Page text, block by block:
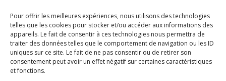
Pour offrir les meilleures expériences, nous utilisons des technologies
telles que les cookies pour stocker et/ou accéder aux informations des
appareils. Le fait de consentir à ces technologies nous permettra de
traiter des données telles que le comportement de navigation ou les ID
uniques sur ce site. Le fait de ne pas consentir ou de retirer son
consentement peut avoir un effet négatif sur certaines caractéristiques
et fonctions.
TERRASSE PARKING
350 000 €